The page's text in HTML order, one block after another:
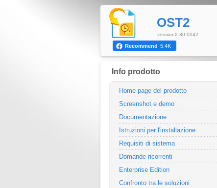
Info prodotto
Home page del prodotto
Screenshot e demo
Documentazione
Istruzioni per l'installazione
Requisiti di sistema
Domande ricorrenti
Enterprise Edition
Confronto tra le soluzioni
OST2
version 2.30.0042
Recommend 5.4K